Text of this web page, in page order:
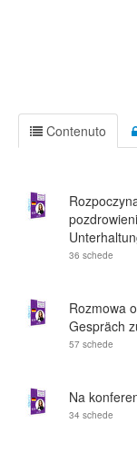
Contenuto
36 schede
Rozmowa
Gespräch
57 schede
Na
34 schede